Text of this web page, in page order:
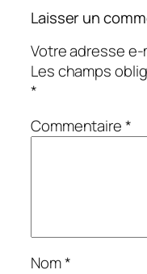
Laisser un
Votre adresse
Les champs
*
Commentaire*
Nom*